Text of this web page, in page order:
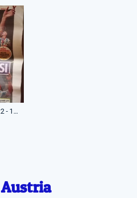
Quotidiano - Anno 2022 - 19 Dicembre 2022 - A Bola - Argentina-Francia - Campione del Mondo
Austria